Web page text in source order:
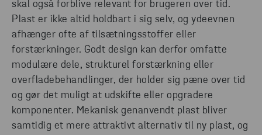
skal også forblive relevant for brugeren over tid.
Plast er ikke altid holdbart i sig selv, og ydeevnen
afhænger ofte af tilsætningsstoffer eller
forstærkninger. Godt design kan derfor omfatte
modulære dele, strukturel forstærkning eller
overfladebehandlinger, der holder sig pæne over tid
og gør det muligt at udskifte eller opgradere
komponenter. Mekanisk genanvendt plast bliver
samtidig et mere attraktivt alternativ til ny plast, og